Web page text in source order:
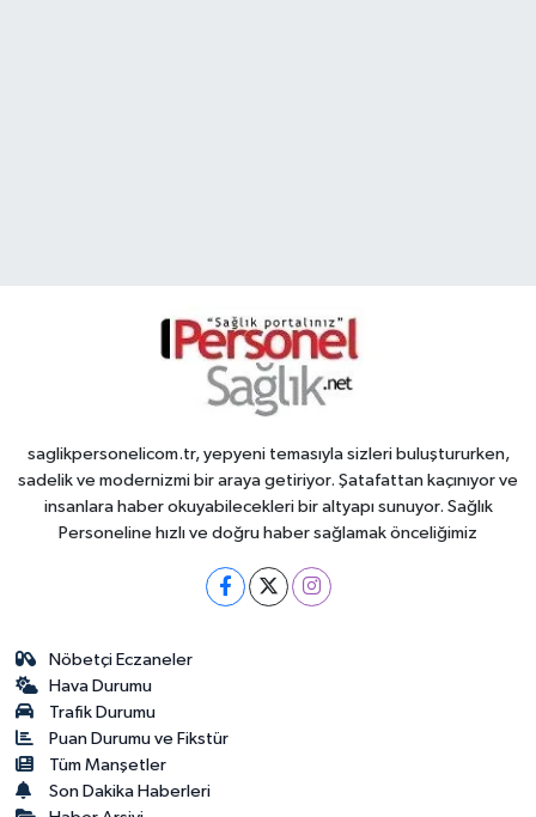
saglikpersonelicom.tr, yepyeni temasıyla sizleri buluştururken,
sadelik ve modernizmi bir araya getiriyor. Şatafattan kaçınıyor ve
insanlara haber okuyabilecekleri bir altyapı sunuyor. Sağlık
Personeline hızlı ve doğru haber sağlamak önceliğimiz
Nöbetçi Eczaneler
Hava Durumu
Trafik Durumu
Puan Durumu ve Fikstür
Tüm Manşetler
Son Dakika Haberleri